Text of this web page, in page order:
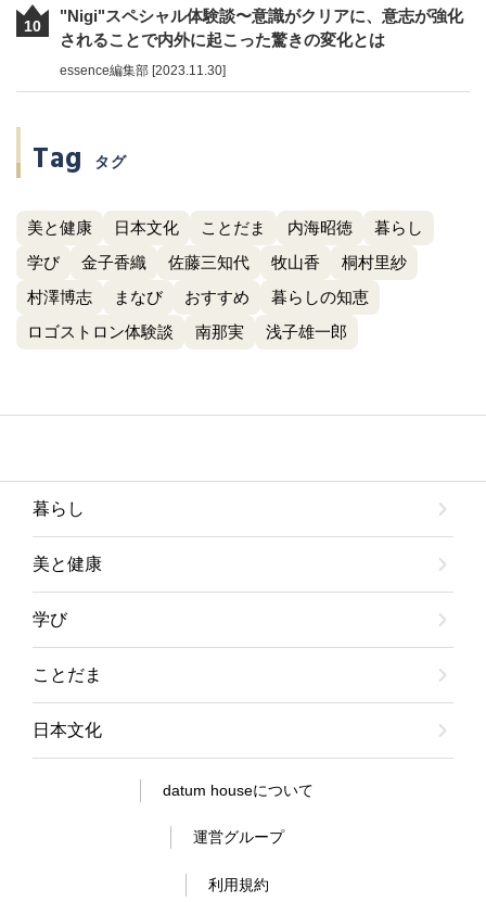
10
"Nigi"スペシャル体験談〜意識がクリアに、意志が強化
されることで内外に起こった驚きの変化とは
essence編集部 [2023.11.30]
Tag タグ
美と健康 日本文化 ことだま 内海昭徳
暮らし
学び
金子香織 佐藤三知代 牧山香
桐村里紗
村澤博志
まなび おすすめ
暮らしの知恵
ロゴストロン体験談
南那実 浅子雄一郎
暮らし
美と健康
学び
ことだま
日本文化
datum houseについて
運営グループ
利用規約